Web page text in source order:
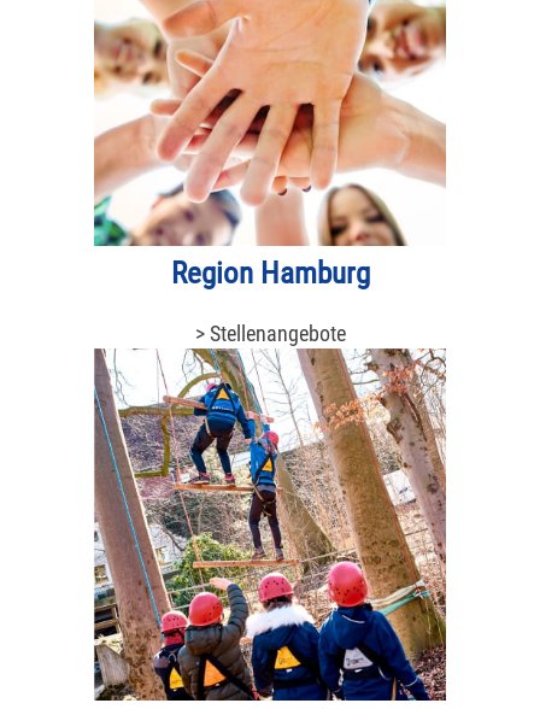
Region Hamburg
> Stellenangebote